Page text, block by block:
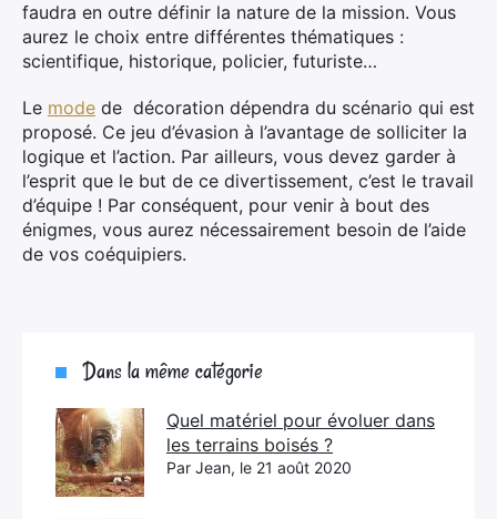
faudra en outre définir la nature de la mission. Vous
aurez le choix entre différentes thématiques :
scientifique, historique, policier, futuriste…
Le mode de décoration dépendra du scénario qui est
proposé. Ce jeu d’évasion à l’avantage de solliciter la
logique et l’action. Par ailleurs, vous devez garder à
l’esprit que le but de ce divertissement, c’est le travail
d’équipe ! Par conséquent, pour venir à bout des
énigmes, vous aurez nécessairement besoin de l’aide
de vos coéquipiers.
Dans la même catégorie
Quel matériel pour évoluer dans
les terrains boisés ?
Par Jean, le 21 août 2020